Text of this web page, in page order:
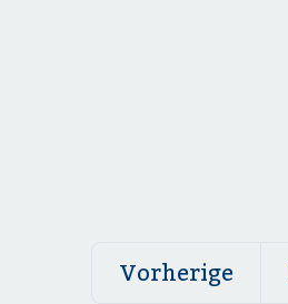
Vorherige